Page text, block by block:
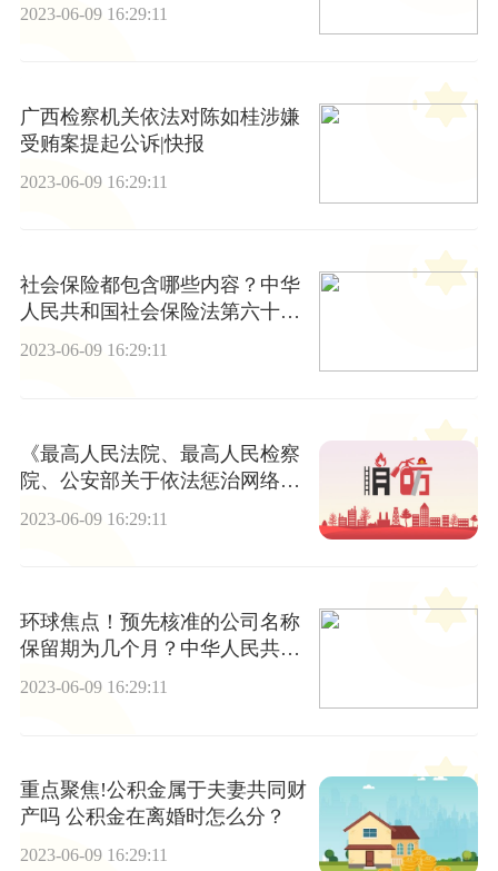
2023-06-09 16:29:11
广西检察机关依法对陈如桂涉嫌
受贿案提起公诉|快报
2023-06-09 16:29:11
社会保险都包含哪些内容？中华
人民共和国社会保险法第六十条
是什么？
2023-06-09 16:29:11
《最高人民法院、最高人民检察
院、公安部关于依法惩治网络暴
2023-06-09 16:29:11
环球焦点！预先核准的公司名称
保留期为几个月？中华人民共和
国公司登记管理条例第十九条是
2023-06-09 16:29:11
重点聚焦!公积金属于夫妻共同财
产吗 公积金在离婚时怎么分？
2023-06-09 16:29:11